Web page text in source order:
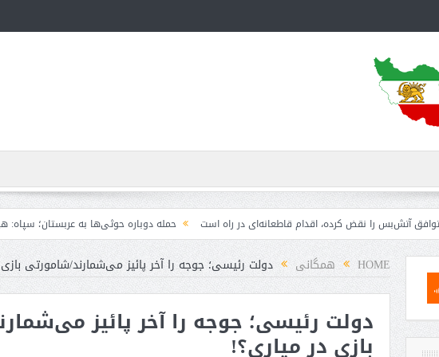
را نقض کرده، اقدام قاطعانه‌ای در راه است حمله دوباره حوثی‌ها به عربستان؛ سپاه: هیچ توافقی
HOME همگانی دولت رئیسی؛ جوجه را آخر پائیز می‌شمارند/شامورتی
دولت رئیسی؛ جوجه را آخر پائیز
بازی در میاری؟!